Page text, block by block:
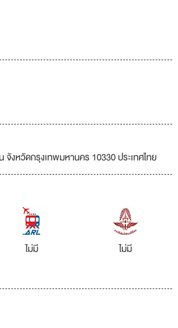
งหวัดกรุงเทพมหานคร 10330 ประเทศไทย
ไม่มี
ไม่มี